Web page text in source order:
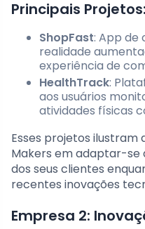
Principais Projetos:
ShopFast: App de
realidade
experiência de
HealthTrack:
aos usuários
atividades físicas
Esses projetos ilustram
Makers em adaptar-se
dos seus clientes
recentes inovações
Empresa 2: